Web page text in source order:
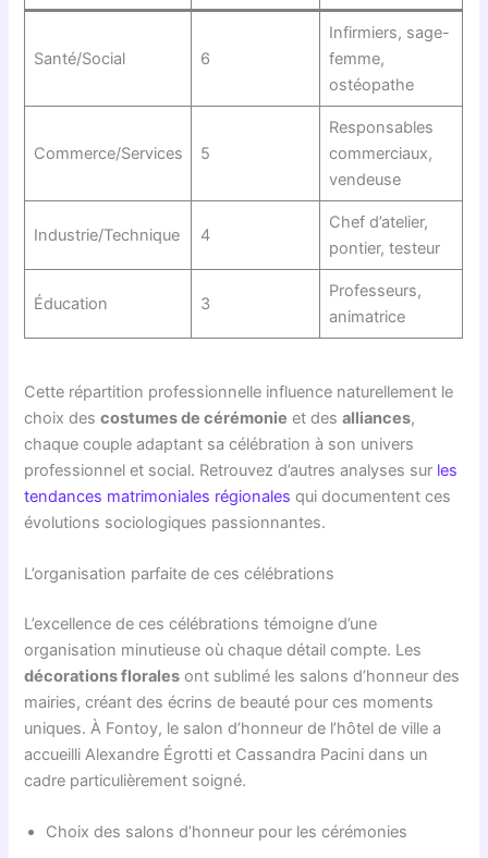
Santé/Social 6
Infirmiers, sage-
femme,
ostéopathe
Commerce/Services 5
Responsables
commerciaux,
vendeuse
Industrie/Technique 4
Chef d’atelier,
pontier, testeur
Éducation 3
Professeurs,
animatrice
Cette répartition professionnelle influence naturellement le
choix descostumes de cérémonie et desalliances,
chaque couple adaptant sa célébration à son univers
professionnel et social. Retrouvez d’autres analyses sur les
tendances matrimoniales régionales qui documentent ces
évolutions sociologiques passionnantes.
L’organisation parfaite de ces célébrations
L’excellence de ces célébrations témoigne d’une
organisation minutieuse où chaque détail compte. Les
décorations florales ont sublimé les salons d’honneur des
mairies, créant des écrins de beauté pour ces moments
uniques. À Fontoy, le salon d’honneur de l’hôtel de ville a
accueilli Alexandre Égrotti et Cassandra Pacini dans un
cadre particulièrement soigné.
Choix des salons d’honneur pour les cérémonies